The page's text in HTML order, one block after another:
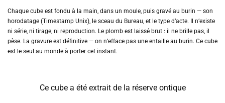
Chaque cube est fondu à la main, dans un moule, puis gravé au burin — son
horodatage (Timestamp Unix), le sceau du Bureau, et le type d’acte. Il n’existe
ni série, ni tirage, ni reproduction. Le plomb est laissé brut : il ne brille pas, il
pèse. La gravure est définitive — on n’efface pas une entaille au burin. Ce cube
est le seul au monde à porter cet instant.
Ce cube a été extrait de la réserve ontique